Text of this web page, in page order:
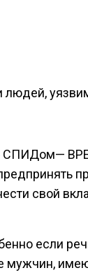
людей,
СПИДом—
свой
если
мужчин,